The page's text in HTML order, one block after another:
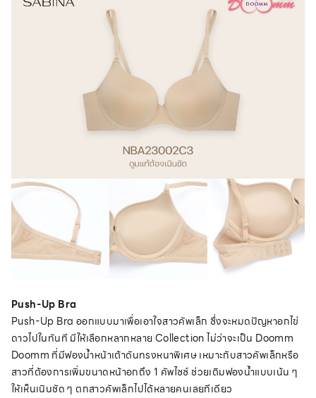
Push-Up Bra
Push-Up Bra ออกแบบมาเพื่อเอาใจสาวคัพเล็ก ซึ่งจะหมดปัญหาอกไข่
ดาวไปในทันที มีให้เลือกหลากหลาย Collection ไม่ว่าจะเป็น Doomm
Doomm ที่มีฟองน้ำหน้าเต้าดันทรงหนาพิเศษเหมาะกับสาวคัพเล็กหรือ
สาวที่ต้องการเพิ่มขนาดหน้าอกถึง 1 คัพไซซ์ ช่วยเติมฟองน้ำแบบเน้น ๆ
ให้เห็นเนินชัด ๆ ตกสาวคัพเล็กไปได้หลายคนเลยทีเดียว